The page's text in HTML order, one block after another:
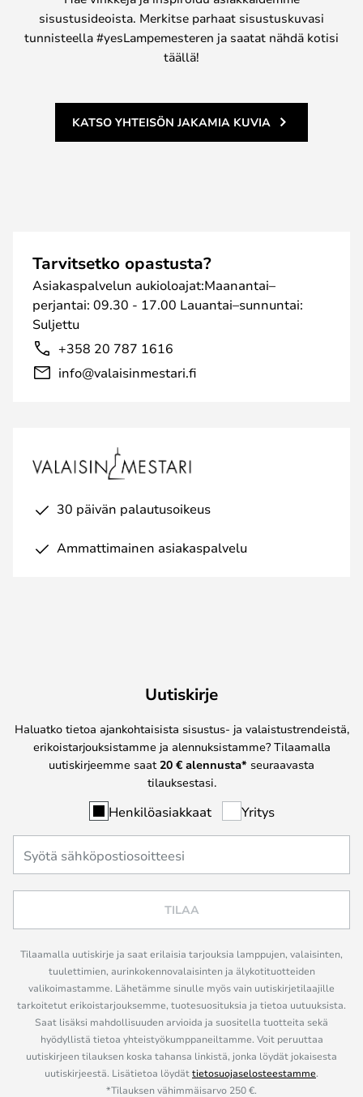
sisustusideoista. Merkitse parhaat sisustuskuvasi
tunnisteella #yesLampemesteren ja saatat nähdä kotisi
täällä!
KATSO YHTEISÖN JAKAMIA KUVIA
Tarvitsetko opastusta?
Asiakaspalvelun aukioloajat:Maanantai–
perjantai: 09.30 - 17.00 Lauantai–sunnuntai:
Suljettu
+358 20 787 1616
info@valaisinmestari.fi
30 päivän palautusoikeus
Ammattimainen asiakaspalvelu
Uutiskirje
Haluatko tietoa ajankohtaisista sisustus- ja valaistustrendeistä,
erikoistarjouksistamme ja alennuksistamme? Tilaamalla
uutiskirjeemme saat 20 € alennusta* seuraavasta
tilauksestasi.
Henkilöasiakkaat Yritys
TILAA
Tilaamalla uutiskirje ja saat erilaisia tarjouksia lamppujen, valaisinten,
tuulettimien, aurinkokennovalaisinten ja älykotituotteiden
valikoimastamme. Lähetämme sinulle myös vain uutiskirjetilaajille
tarkoitetut erikoistarjouksemme, tuotesuosituksia ja tietoa uutuuksista.
Saat lisäksi mahdollisuuden arvioida ja suositella tuotteita sekä
hyödyllistä tietoa yhteistyökumppaneiltamme. Voit peruuttaa
uutiskirjeen tilauksen koska tahansa linkistä, jonka löydät jokaisesta
uutiskirjeestä. Lisätietoa löydättietosuojaselosteestamme.
*Tilauksen vähimmäisarvo 250 €.